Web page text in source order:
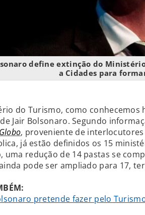
define extinção do
a Cidades para
do Turismo, como conhecemos
Jair Bolsonaro. Segundo
, proveniente de
já estão definidos os 15
uma redução de 14 pastas se
pode ser ampliado para 17,
pretende fazer pelo